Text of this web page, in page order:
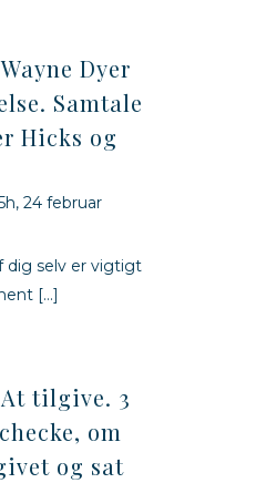
Wayne Dyer
Samtale
Hicks og
24 februar
dig selv er vigtigt
[…]
At tilgive. 3
om
og sat